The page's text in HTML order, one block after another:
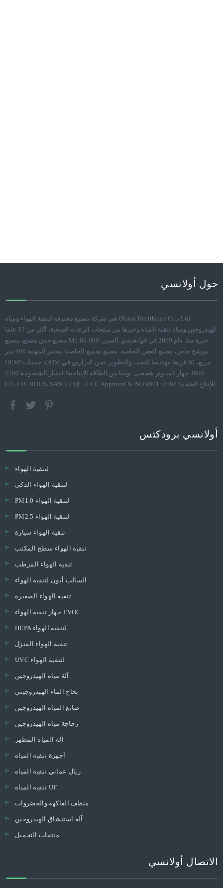
حول أولانسي
Olansi Healthcare Co.، Ltd هي شركة تصنيع محترفة لتنقية الهواء ومياه
الهيدروجين ومياه تنقية المياه وغيرها من منتجات الرعاية الصحية، أكثر من 12 عاما
خبرة منذ عام 2009 في قوانغتشو، الصين. 60،000 M2 مصنع حقن مصنع، مصنع
مرشح خاص، مصنع العفن الخاصة، مصنع تجميع الخاصة! مختبر المهنية 600 متر
مربع، 30 فريقا مهندسا للبحث والتطوير. نحن البرازين في ODM، خدمات OEM!
3000 جهاز كمبيوتر شخصى يوميا من الطاقة الإنتاجية! اختبار الشيخوخة 100٪
للإنتاج الضخم! CE، CB، ROHS، SASO، CQC، CCC Approval & ISO 9001: 2008
أولانسي برودكتس
لتنقية الهواء
لتنقية الهواء الذكي
PM1.0 لتنقية الهواء
PM2.5 لتنقية الهواء
تنقية الهواء سيارة
تنقية الهواء سطح المكتب
تنقية الهواء المرطب
السالب أيون لتنقية الهواء
تنقية الهواء الصغيرة
جهاز تنقية الهواء TVOC
HEPA لتنقية الهواء
تنقية الهواء المنزل
UVC لتنقية الهواء
آلة مياه الهيدروجين
بخاخ الماء الهيدروجيني
صانع المياه الهيدروجين
زجاجة مياه الهيدروجين
آلة المياه المطهر
أجهزة تنقية المياه
ريال عماني تنقية المياه
تنقية المياه UF.
منظف ​​الفاكهة والخضروات
آلة استنشاق الهيدروجين
منتجات التجميل
الاتصال أولانسي